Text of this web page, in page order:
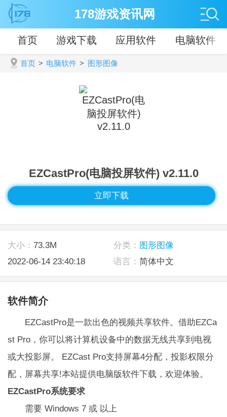
178游戏资讯网
首页 游戏下载 应用软件 电脑软件
首页 > 电脑软件 > 图形图像
EZCastPro(电脑投屏软件) v2.11.0
立即下载
大小： 73.3M 分类： 图形图像
2022-06-14 23:40:18
语言： 简体中文
软件简介
EZCastPro是一款出色的视频共享软件。借助EZCa
st Pro，你可以将计算机设备中的数据无线共享到电视
或大投影屏。 EZCast Pro支持屏幕4分配，投影权限分
配，屏幕共享!本站提供电脑版软件下载，欢迎体验。
EZCastPro系统要求
需要 Windows 7 或 以上